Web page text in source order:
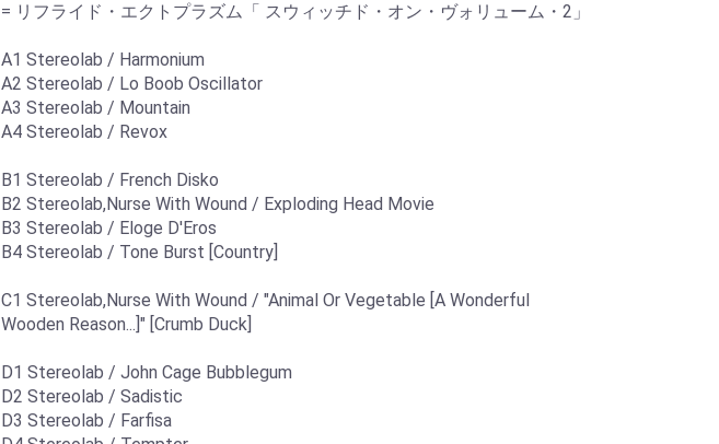
= リフライド・エクトプラズム「 スウィッチド・オン・ヴォリューム・2」
A1 Stereolab / Harmonium
A2 Stereolab / Lo Boob Oscillator
A3 Stereolab / Mountain
A4 Stereolab / Revox
B1 Stereolab / French Disko
B2 Stereolab,Nurse With Wound / Exploding Head Movie
B3 Stereolab / Eloge D'Eros
B4 Stereolab / Tone Burst [Country]
C1 Stereolab,Nurse With Wound / "Animal Or Vegetable [A Wonderful
Wooden Reason...]" [Crumb Duck]
D1 Stereolab / John Cage Bubblegum
D2 Stereolab / Sadistic
D3 Stereolab / Farfisa